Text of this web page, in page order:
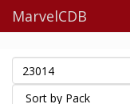
MarvelCDB